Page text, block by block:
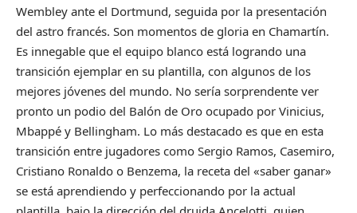
Wembley ante el Dortmund, seguida por la presentación
del astro francés. Son momentos de gloria en Chamartín.
Es innegable que el equipo blanco está logrando una
transición ejemplar en su plantilla, con algunos de los
mejores jóvenes del mundo. No sería sorprendente ver
pronto un podio del Balón de Oro ocupado por Vinicius,
Mbappé y Bellingham. Lo más destacado es que en esta
transición entre jugadores como Sergio Ramos, Casemiro,
Cristiano Ronaldo o Benzema, la receta del «saber ganar»
se está aprendiendo y perfeccionando por la actual